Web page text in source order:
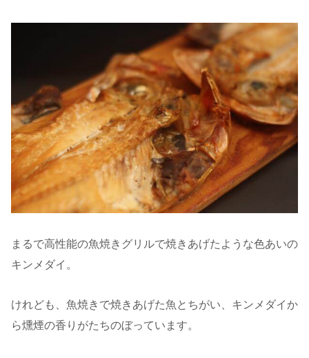
まるで高性能の魚焼きグリルで焼きあげたような色あいの
キンメダイ。
けれども、魚焼きで焼きあげた魚とちがい、キンメダイか
ら燻煙の香りがたちのぼっています。